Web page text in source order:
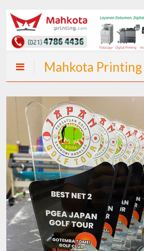
Mahkota Printing
| Spanduk Cepat
24 Jam (Langsung
Jadi) I Spanduk
Murah Jakarta
dan Percetakan